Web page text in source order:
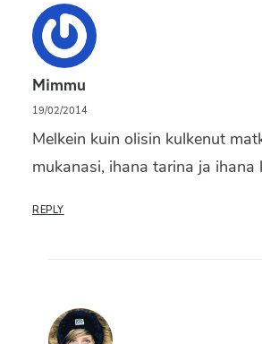
Mimmu
19/02/2014
Melkein kuin olisin kulkenut
mukanasi, ihana tarina ja ihana
REPLY